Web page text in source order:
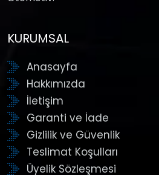
KURUMSAL
Anasayfa
Hakkımızda
İletişim
Garanti ve İade
Gizlilik ve Güvenlik
Teslimat Koşulları
Üyelik Sözleşmesi